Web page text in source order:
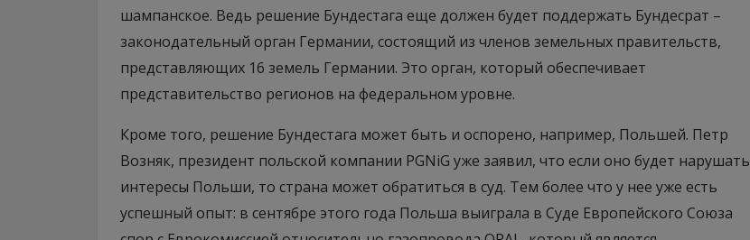
шампанское. Ведь решение Бундестага еще должен будет поддержать Бундесрат –
законодательный орган Германии, состоящий из членов земельных правительств,
представляющих 16 земель Германии. Это орган, который обеспечивает
представительство регионов на федеральном уровне.
Кроме того, решение Бундестага может быть и оспорено, например, Польшей. Петр
Возняк, президент польской компании PGNiG уже заявил, что если оно будет нарушать
интересы Польши, то страна может обратиться в суд. Тем более что у нее уже есть
успешный опыт: в сентябре этого года Польша выиграла в Суде Европейского Союза